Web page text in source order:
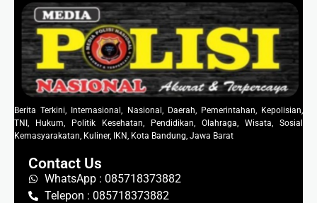
Berita Terkini, Internasional, Nasional, Daerah, Pemerintahan, Kepolisian,
TNI, Hukum, Politik Kesehatan, Pendidikan, Olahraga, Wisata, Sosial
Kemasyarakatan, Kuliner, IKN, Kota Bandung, Jawa Barat
Contact Us
WhatsApp : 085718373882
Telepon : 085718373882